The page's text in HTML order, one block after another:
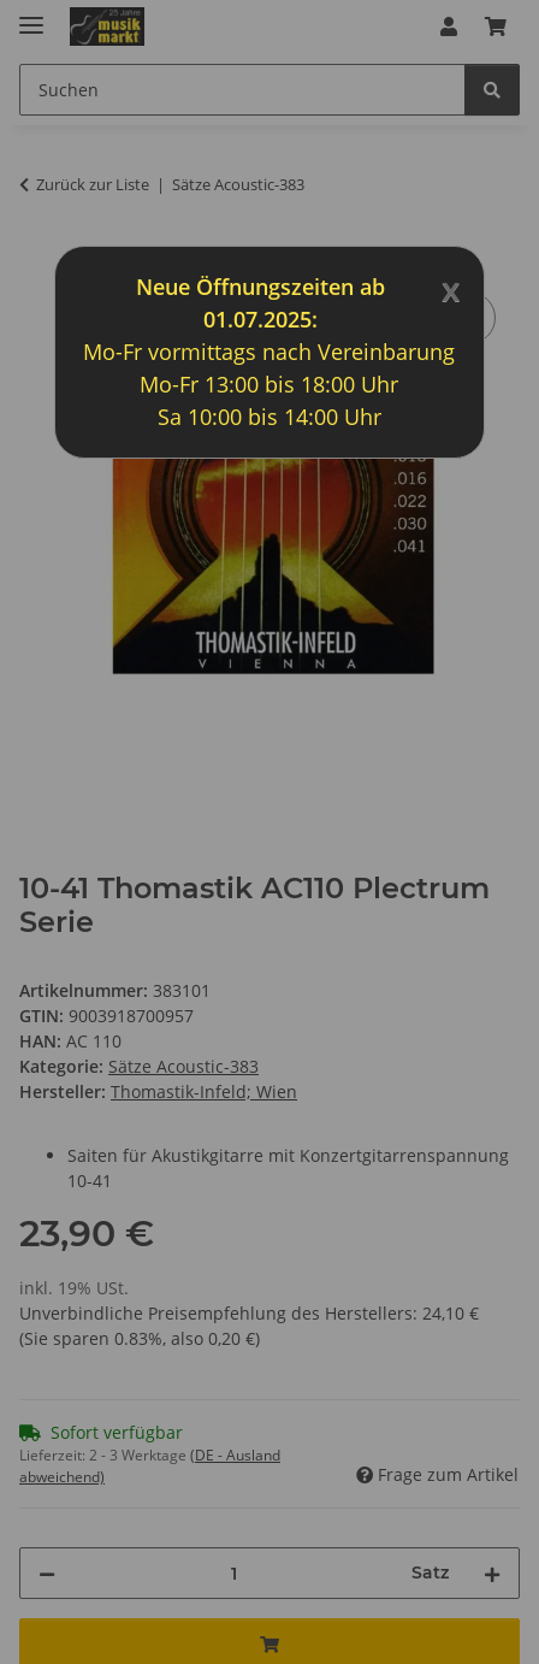
Zurück zur Liste Sätze Acoustic-383
10-41 Thomastik AC110 Plectrum
Serie
Artikelnummer: 383101
GTIN: 9003918700957
HAN: AC 110
Kategorie: Sätze Acoustic-383
Hersteller: Thomastik-Infeld; Wien
Saiten für Akustikgitarre mit Konzertgitarrenspannung
10-41
23,90 €
inkl. 19% USt.
Unverbindliche Preisempfehlung des Herstellers: 24,10 €
(Sie sparen 0.83%, also 0,20 €)
Sofort verfügbar
Lieferzeit: 2 - 3 Werktage (DE - Ausland
abweichend)
Frage zum Artikel
Satz
x
Neue Öffnungszeiten ab
01.07.2025:
Mo-Fr vormittags nach Vereinbarung
Mo-Fr 13:00 bis 18:00 Uhr
Sa 10:00 bis 14:00 Uhr